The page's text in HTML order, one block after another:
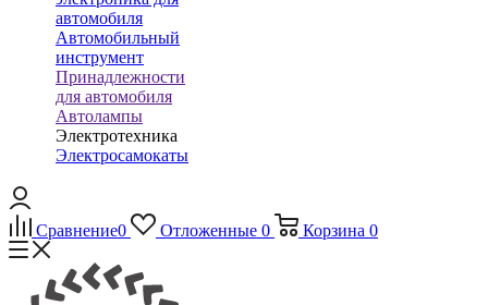
автомобиля
Автомобильный
инструмент
Принадлежности
для автомобиля
Автолампы
Электротехника
Электросамокаты
Сравнение0 Отложенные 0 Корзина 0